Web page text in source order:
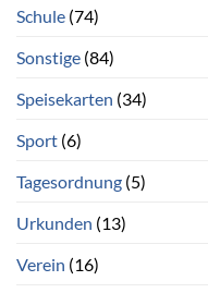
Schule (74)
Sonstige (84)
Speisekarten (34)
Sport (6)
Tagesordnung (5)
Urkunden (13)
Verein (16)